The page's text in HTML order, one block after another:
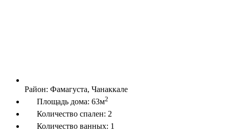
Район: Фамагуста, Чанаккале
Площадь дома: 63м2
Количество спален: 2
Количество ванных: 1